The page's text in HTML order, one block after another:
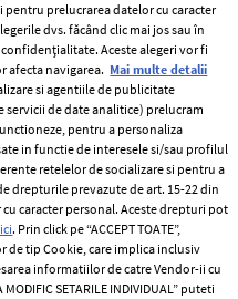
Termeni si conditii
Politica de
confidențialitate
Politica de cookies
Publicitate
prelucrarea datelor cu caracter
dvs. făcând clic mai jos sau în
Aceste alegeri vor fi
afecta navigarea. Mai multe detalii
si agentiile de publicitate
de date analitice) prelucram
pentru a personaliza
in functie de interesele si/sau profilul
retelelor de socializare si pentru a
drepturile prevazute de art. 15-22 din
caracter personal. Aceste drepturi pot
. Prin click pe “ACCEPT TOATE”,
tip Cookie, care implica inclusiv
informatiilor de catre Vendor-ii cu
SETARILE INDIVIDUAL” puteti